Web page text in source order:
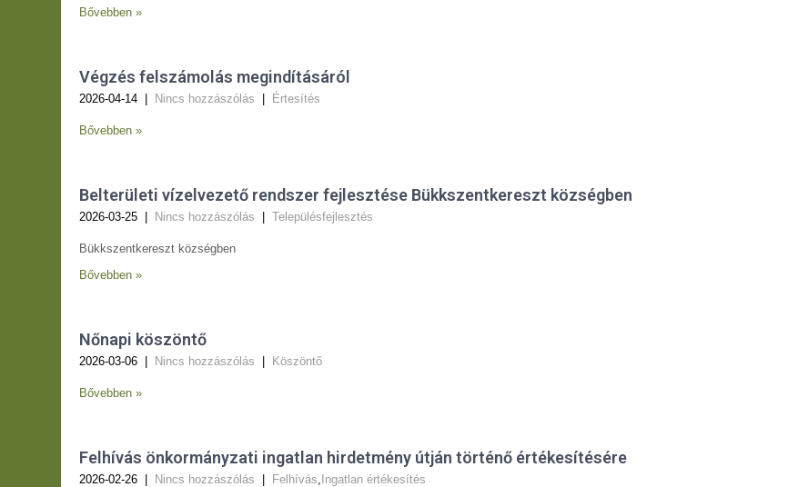
Bővebben »
Végzés felszámolás megindításáról
2026-04-14 Nincs hozzászólás Értesítés
Bővebben »
Belterületi vízelvezető rendszer fejlesztése Bükkszentkereszt községben
2026-03-25 Nincs hozzászólás Településfejlesztés
Bükkszentkereszt községben
Bővebben »
Nőnapi köszöntő
2026-03-06 Nincs hozzászólás Köszöntő
Bővebben »
Felhívás önkormányzati ingatlan hirdetmény útján történő értékesítésére
2026-02-26 Nincs hozzászólás Felhívás Ingatlan értékesítés